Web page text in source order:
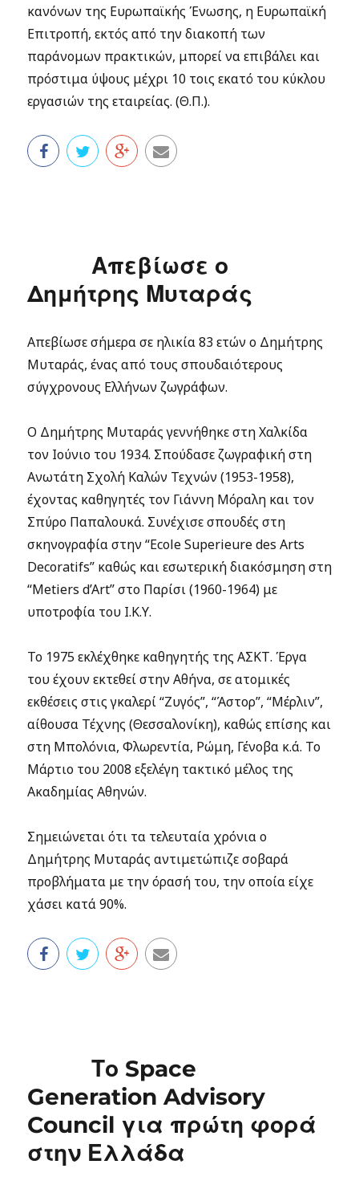
κανόνων της Ευρωπαϊκής Ένωσης, η Ευρωπαϊκή
Επιτροπή, εκτός από την διακοπή των
παράνομων πρακτικών, μπορεί να επιβάλει και
πρόστιμα ύψους μέχρι 10 τοις εκατό του κύκλου
εργασιών της εταιρείας. (Θ.Π.).
Απεβίωσε ο
Δημήτρης Μυταράς
Απεβίωσε σήμερα σε ηλικία 83 ετών ο Δημήτρης
Μυταράς, ένας από τους σπουδαιότερους
σύγχρονους Ελλήνων ζωγράφων.
Ο Δημήτρης Μυταράς γεννήθηκε στη Χαλκίδα
τον Ιούνιο του 1934. Σπούδασε ζωγραφική στη
Ανωτάτη Σχολή Καλών Τεχνών (1953-1958),
έχοντας καθηγητές τον Γιάννη Μόραλη και τον
Σπύρο Παπαλουκά. Συνέχισε σπουδές στη
σκηνογραφία στην “Ecole Superieure des Arts
Decoratifs” καθώς και εσωτερική διακόσμηση στη
“Metiers d’Art” στο Παρίσι (1960-1964) με
υποτροφία του Ι.Κ.Υ.
Το 1975 εκλέχθηκε καθηγητής της ΑΣΚΤ. Έργα
του έχουν εκτεθεί στην Αθήνα, σε ατομικές
εκθέσεις στις γκαλερί “Ζυγός”, “Άστορ”, “Μέρλιν”,
αίθουσα Τέχνης (Θεσσαλονίκη), καθώς επίσης και
στη Μπολόνια, Φλωρεντία, Ρώμη, Γένοβα κ.ά. To
Μάρτιο του 2008 εξελέγη τακτικό μέλος της
Ακαδημίας Αθηνών.
Σημειώνεται ότι τα τελευταία χρόνια ο
Δημήτρης Μυταράς αντιμετώπιζε σοβαρά
προβλήματα με την όρασή του, την οποία είχε
χάσει κατά 90%.
Το Space
Generation Advisory
Council για πρώτη φορά
στην Ελλάδα